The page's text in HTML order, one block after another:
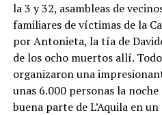
la 3 y 32, asambleas de
familiares de víctimas de la
por Antonieta, la tía de
de los ocho muertos allí.
organizaron una
unas 6.000 personas la
buena parte de L’Aquila en